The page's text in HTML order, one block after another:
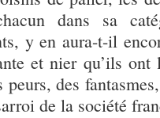
dans sa
y en aura-t-il
et nier qu’ils ont
peurs, des
de la société